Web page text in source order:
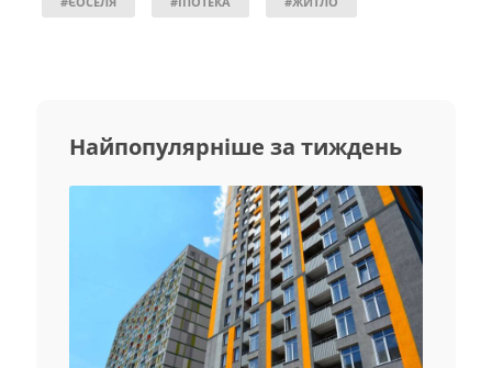
Найпопулярніше за тиждень